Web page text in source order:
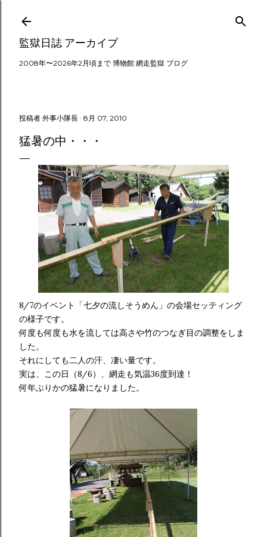
スキップしてメイン コンテンツに移動
監獄日誌 アーカイブ
2008年〜2026年2月頃まで 博物館 網走監獄 ブログ
投稿者 外事小隊長 8月 07, 2010
猛暑の中・・・
8/7のイベント「七夕の流しそうめん」の会場セッティング
の様子です。
何度も何度も水を流しては高さや竹のつなぎ目の調整をしま
した。
それにしても二人の汗、凄い量です。
実は、この日（8/6）、網走も気温36度到達！
何年ぶりかの猛暑になりました。